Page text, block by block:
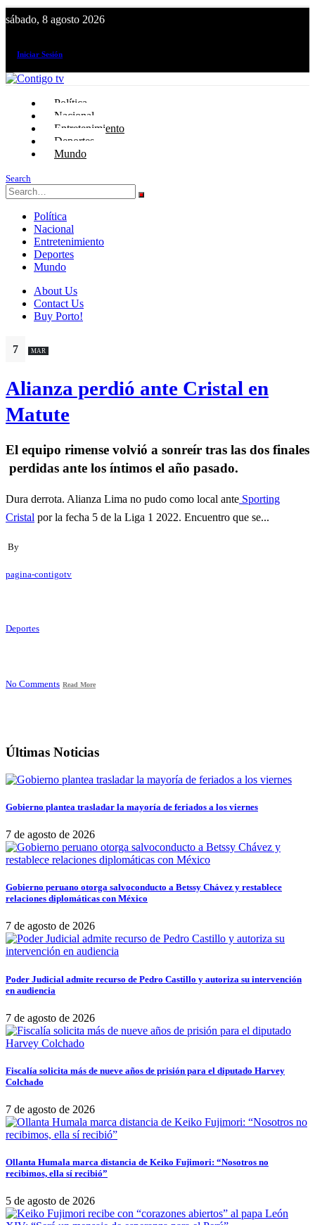
sábado, 8 agosto 2026
Iniciar Sesión
Política
Nacional
Entretenimiento
Deportes
Mundo
Search
Política
Nacional
Entretenimiento
Deportes
Mundo
About Us
Contact Us
Buy Porto!
7 MAR
Alianza perdió ante Cristal en
Matute
El equipo rimense volvió a sonreír tras las dos finales
perdidas ante los íntimos el año pasado.
Dura derrota. Alianza Lima no pudo como local ante Sporting
Cristal por la fecha 5 de la Liga 1 2022. Encuentro que se...
By
pagina-contigotv
Deportes
No Comments Read More
Últimas Noticias
Gobierno plantea trasladar la mayoría de feriados a los viernes
7 de agosto de 2026
Gobierno peruano otorga salvoconducto a Betssy Chávez y restablece
relaciones diplomáticas con México
7 de agosto de 2026
Poder Judicial admite recurso de Pedro Castillo y autoriza su intervención
en audiencia
7 de agosto de 2026
Fiscalía solicita más de nueve años de prisión para el diputado Harvey
Colchado
7 de agosto de 2026
Ollanta Humala marca distancia de Keiko Fujimori: “Nosotros no
recibimos, ella sí recibió”
5 de agosto de 2026